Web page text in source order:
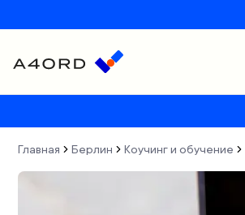
Главная Берлин Коучинг и обучение